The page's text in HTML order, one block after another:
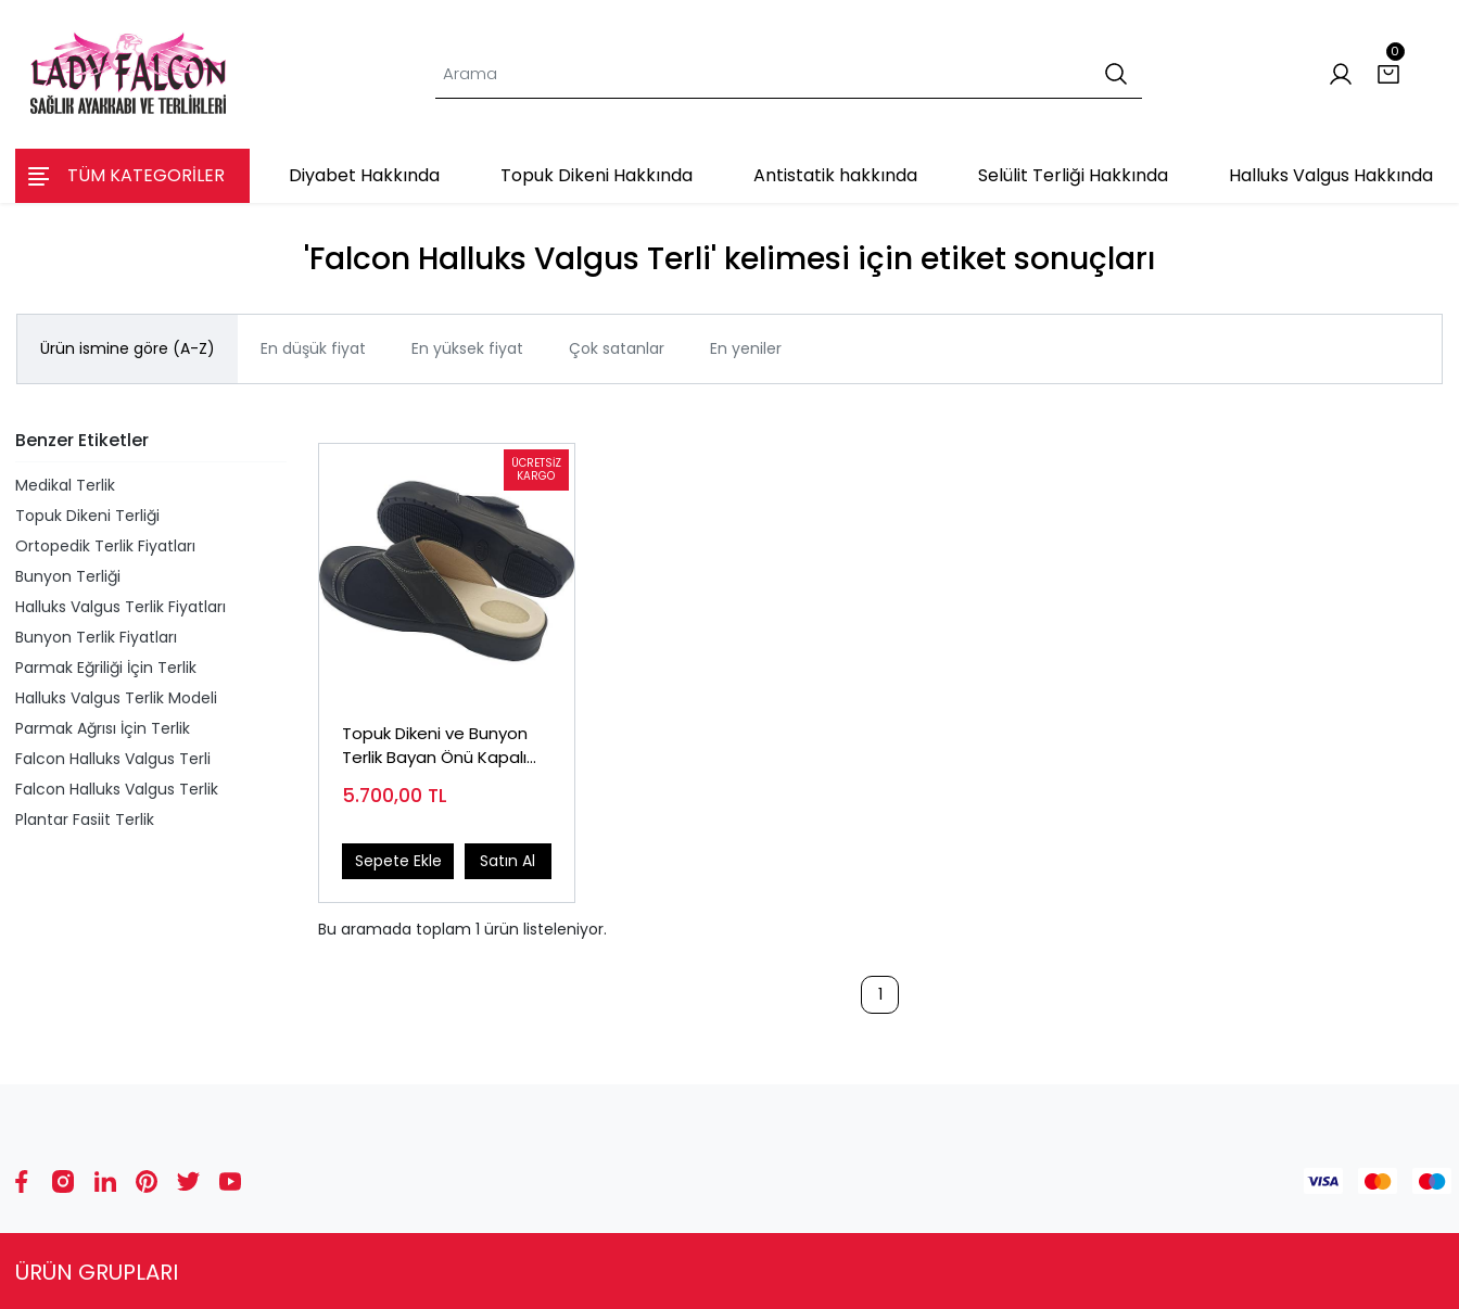
0
TÜM KATEGORİLER Diyabet Hakkında Topuk Dikeni Hakkında Antistatik hakkında Selülit Terliği Hakkında Halluks Valgus Hakkında
'Falcon Halluks Valgus Terli' kelimesi için etiket sonuçları
Ürün ismine göre (A-Z) En düşük fiyat En yüksek fiyat Çok satanlar En yeniler
Benzer Etiketler
Medikal Terlik
Topuk Dikeni Terliği
Ortopedik Terlik Fiyatları
Bunyon Terliği
Halluks Valgus Terlik Fiyatları
Bunyon Terlik Fiyatları
Parmak Eğriliği İçin Terlik
Halluks Valgus Terlik Modeli
Parmak Ağrısı İçin Terlik
Falcon Halluks Valgus Terli
Falcon Halluks Valgus Terlik
Plantar Fasiit Terlik
Topuk Dikeni ve Bunyon
Terlik Bayan Önü Kapalı
5.700,00 TL
Sepete Ekle Satın Al
Bu aramada toplam 1 ürün listeleniyor.
1
ÜRÜN GRUPLARI